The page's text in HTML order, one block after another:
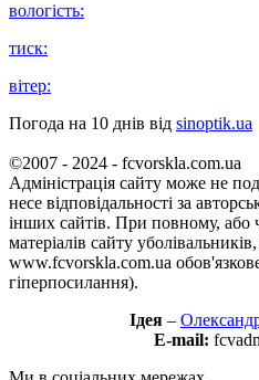
вологість:
тиск:
вітер:
Погода на 10 днів від sinoptik.ua
©2007 - 2024 - fcvorskla.com.ua
Адміністрація сайту може не
несе відповідальності за
інших сайтів. При повному, або
матеріалів сайту
www.fcvorskla.com.ua
гіперпосилання).
Ідея –
E-mail: